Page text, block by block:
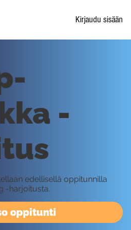
Kirjaudu sisään
oppitunti
-
edellisellä oppitunnilla
-harjoitusta.